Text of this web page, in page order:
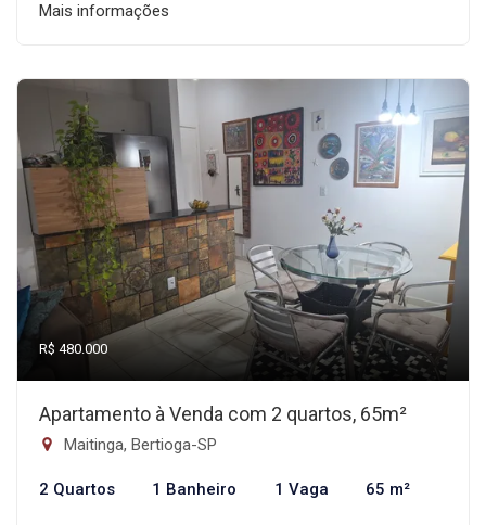
Mais informações
R$ 480.000
Apartamento à Venda com 2 quartos, 65m²
Maitinga, Bertioga-SP
2 Quartos 1 Banheiro 1 Vaga 65 m²